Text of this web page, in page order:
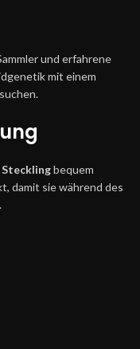
und erfahrene
mit einem
Stecklingbequem
damit sie während des